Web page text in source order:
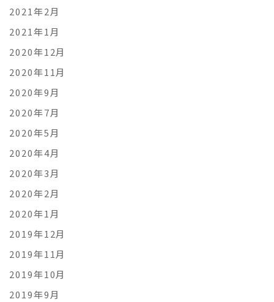
2021年2月
2021年1月
2020年12月
2020年11月
2020年9月
2020年7月
2020年5月
2020年4月
2020年3月
2020年2月
2020年1月
2019年12月
2019年11月
2019年10月
2019年9月